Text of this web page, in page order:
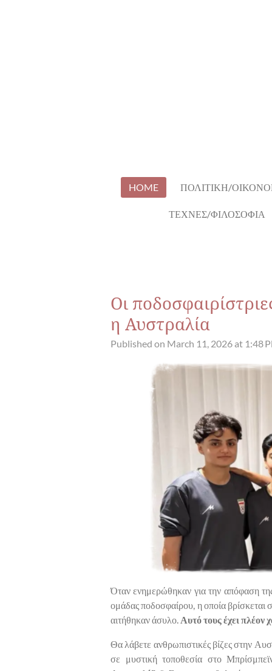
HOME ΠΟΛΙΤΙΚΗ/
ΤΕΧΝΕΣ/ΦΙΛΟΣΟΦΙΑ
Οι
η Αυστραλία
Published on March 11, 2026 at 1:48
Όταν ενημερώθηκαν για την απόφαση
ομάδας ποδοσφαίρου, η οποία
αιτήθηκαν άσυλο. Αυτό τους έχει πλέον
Θα λάβετε ανθρωπιστικές βίζες στην
σε μυστική τοποθεσία στο